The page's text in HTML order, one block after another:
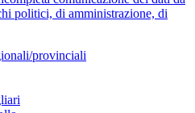
politici, di amministrazione, di
provinciali